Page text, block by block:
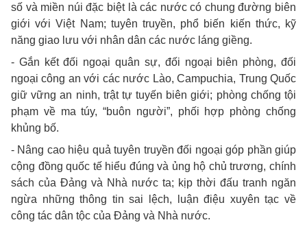
số và miền núi đặc biệt là các nước có chung đường biên
giới với Việt Nam; tuyên truyền, phổ biến kiến thức, kỹ
năng giao lưu với nhân dân các nước láng giềng.
- Gắn kết đối ngoại quân sự, đối ngoại biên phòng, đối
ngoại công an với các nước Lào, Campuchia, Trung Quốc
giữ vững an ninh, trật tự tuyến biên giới; phòng chống tội
phạm về ma túy, “buôn người”, phối hợp phòng chống
khủng bố.
- Nâng cao hiệu quả tuyên truyền đối ngoại góp phần giúp
cộng đồng quốc tế hiểu đúng và ủng hộ chủ trương, chính
sách của Đảng và Nhà nước ta; kịp thời đấu tranh ngăn
ngừa những thông tin sai lệch, luận điệu xuyên tạc về
công tác dân tộc của Đảng và Nhà nước.